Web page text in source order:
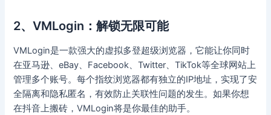
2、VMLogin：解锁无限可能
VMLogin是一款强大的虚拟多登超级浏览器，它能让你同时
在亚马逊、eBay、Facebook、Twitter、TikTok等全球网站上
管理多个账号。每个指纹浏览器都有独立的IP地址，实现了安
全隔离和隐私匿名，有效防止关联性问题的发生。如果你想
在抖音上搬砖，VMLogin将是你最佳的助手。